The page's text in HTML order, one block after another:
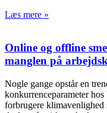
Læs mere »
Online og offline
manglen på
Nogle gange opstår en
konkurrenceparameter
forbrugere klimavenlighed